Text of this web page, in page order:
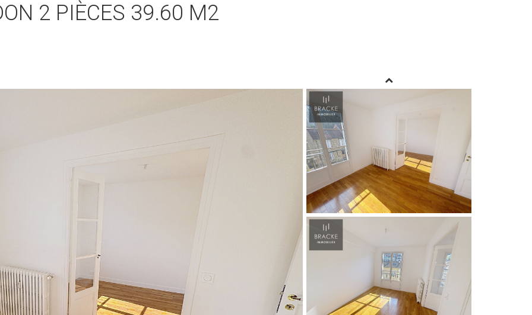
2 PIÈCES 39.60 M2